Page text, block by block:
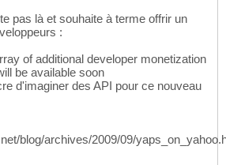
pas là et souhaite à terme offrir un
:
of additional developer monetization
be available soon
d'imaginer des API pour ce nouveau
blog/archives/2009/09/